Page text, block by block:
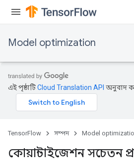
Model optimization
এই পৃষ্ঠাটিCloud Translation API অনুবাদ
TensorFlow সম্পদ Model
কোয়ান্টাইজেশন সচেতন